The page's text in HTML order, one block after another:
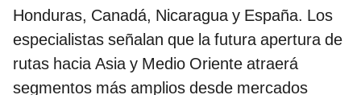
Honduras, Canadá, Nicaragua y España. Los
especialistas señalan que la futura apertura de
rutas hacia Asia y Medio Oriente atraerá
segmentos más amplios desde mercados